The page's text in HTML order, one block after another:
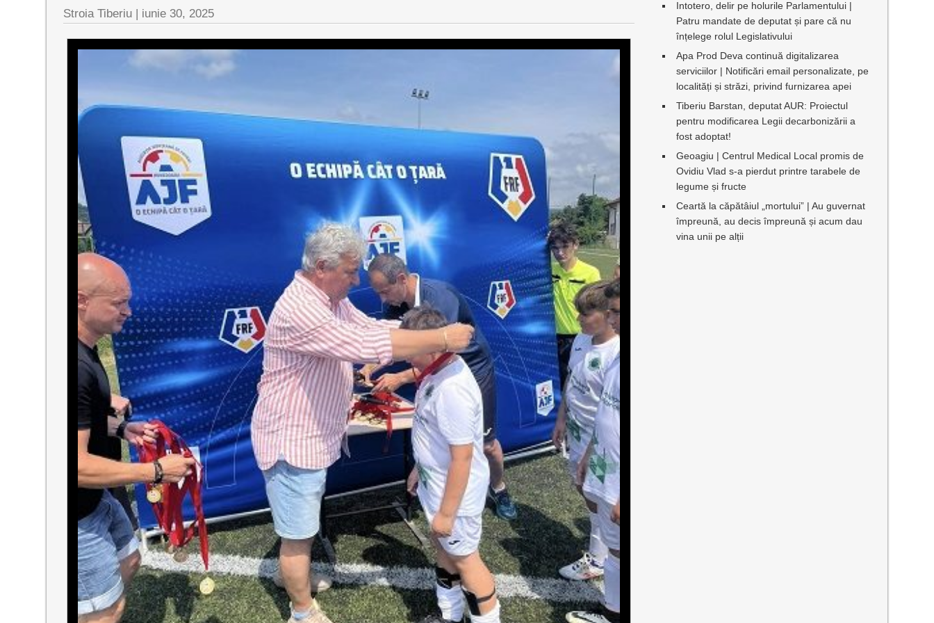
Stroia Tiberiu | iunie 30, 2025
Intotero, delir pe holurile Parlamentului |
Patru mandate de deputat și pare că nu
înțelege rolul Legislativului
Apa Prod Deva continuă digitalizarea
serviciilor | Notificări email personalizate, pe
localități și străzi, privind furnizarea apei
Tiberiu Barstan, deputat AUR: Proiectul
pentru modificarea Legii decarbonizării a
fost adoptat!
Geoagiu | Centrul Medical Local promis de
Ovidiu Vlad s-a pierdut printre tarabele de
legume și fructe
Ceartă la căpătâiul „mortului” | Au guvernat
împreună, au decis împreună și acum dau
vina unii pe alții